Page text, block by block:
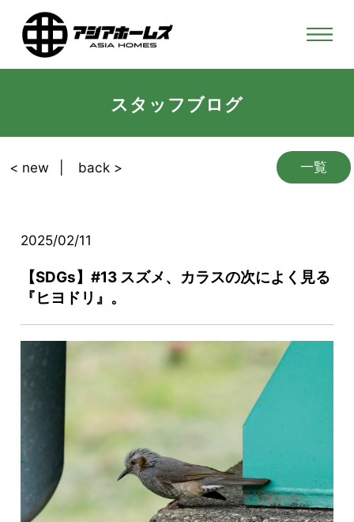
スタッフブログ
一覧
< new back >
2025/02/11
【SDGs】#13 スズメ、カラスの次によく見る
『ヒヨドリ』。